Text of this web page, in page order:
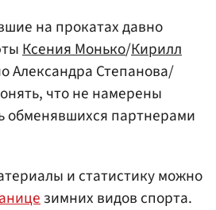
на прокатах давно
Ксения Монько/Кирилл
Александра Степанова/
что не намерены
обменявшихся партнерами
и статистику можно
зимних видов спорта.